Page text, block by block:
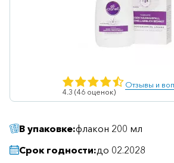
Гепатопротекторы
4.3 (46 оценок)
Отзывы и
В упаковке:флакон 200 мл
Срок годности:до 02.2028